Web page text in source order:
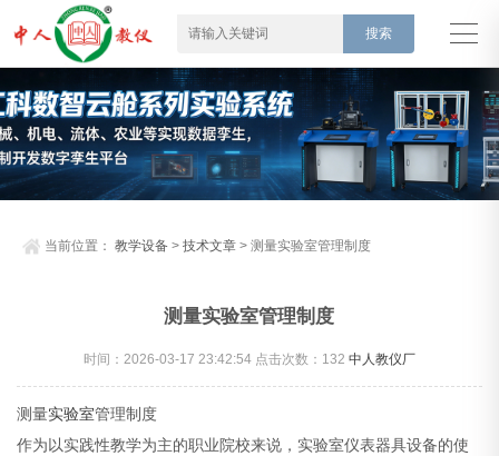
当前位置：教学设备 >技术文章 > 测量实验室管理制度
测量实验室管理制度
时间：2026-03-17 23:42:54 点击次数： 132 中人教仪厂
测量实验室管理制度
作为以实践性教学为主的职业院校来说，实验室仪表器具设备的使